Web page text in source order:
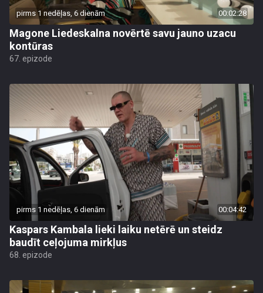
pirms 1 nedēļas, 6 dienām 00:02:28
Magone Liedeskalna novērtē savu jauno uzacu
kontūras
67. epizode
pirms 1 nedēļas, 6 dienām 00:04:42
Kaspars Kambala lieki laiku netērē un steidz
baudīt ceļojuma mirkļus
68. epizode